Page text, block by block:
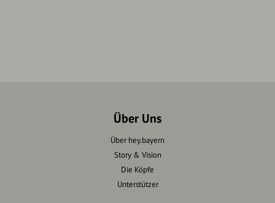
Über Uns
Über hey.bayern
Story & Vision
Die Köpfe
Unterstützer